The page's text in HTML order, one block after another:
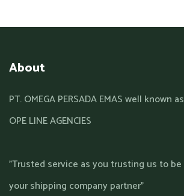
About
PT. OMEGA PERSADA EMAS well known as
OPE LINE AGENCIES
"Trusted service as you trusting us to be
your shipping company partner"